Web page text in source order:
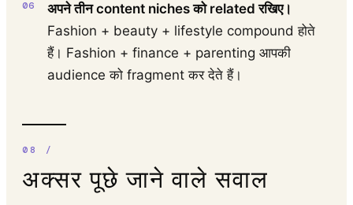
अपने तीन content niches को related रखिए।
Fashion + beauty + lifestyle compound होते
हैं। Fashion + finance + parenting आपकी
audience को fragment कर देते हैं।
अक्सर पूछे जाने वाले सवाल